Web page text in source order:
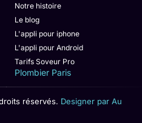
Notre histoire
Le blog
L'appli pour iphone
L'appli pour Android
Tarifs Soveur Pro
Plombier Paris
réservés. Designer par Au